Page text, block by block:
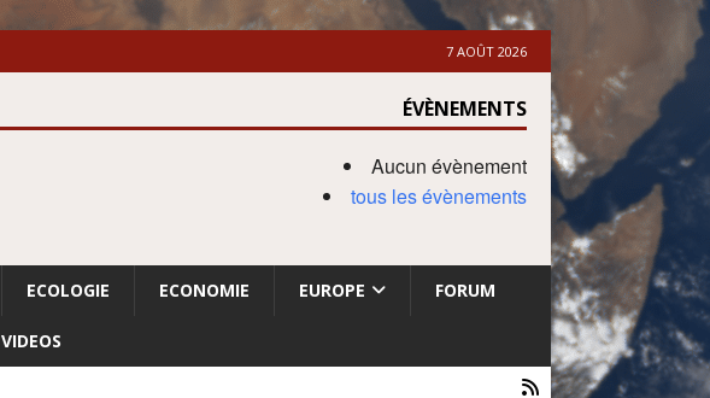
7 AOÛT 2026
ÉVÈNEMENTS
Aucun évènement
tous les évènements
ECOLOGIE ECONOMIE EUROPE FORUM
VIDEOS